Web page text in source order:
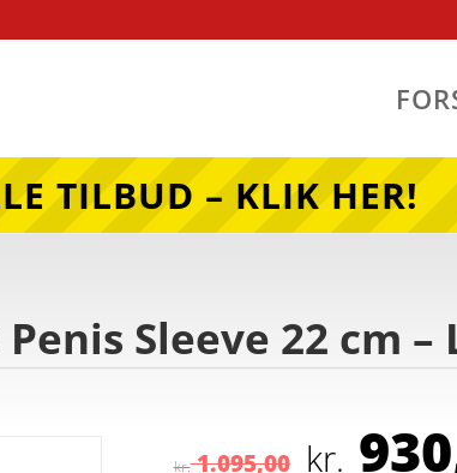
TILBUD – KLIK HER!
Sleeve 22 cm –
kr.1.095,00 Den
kr.